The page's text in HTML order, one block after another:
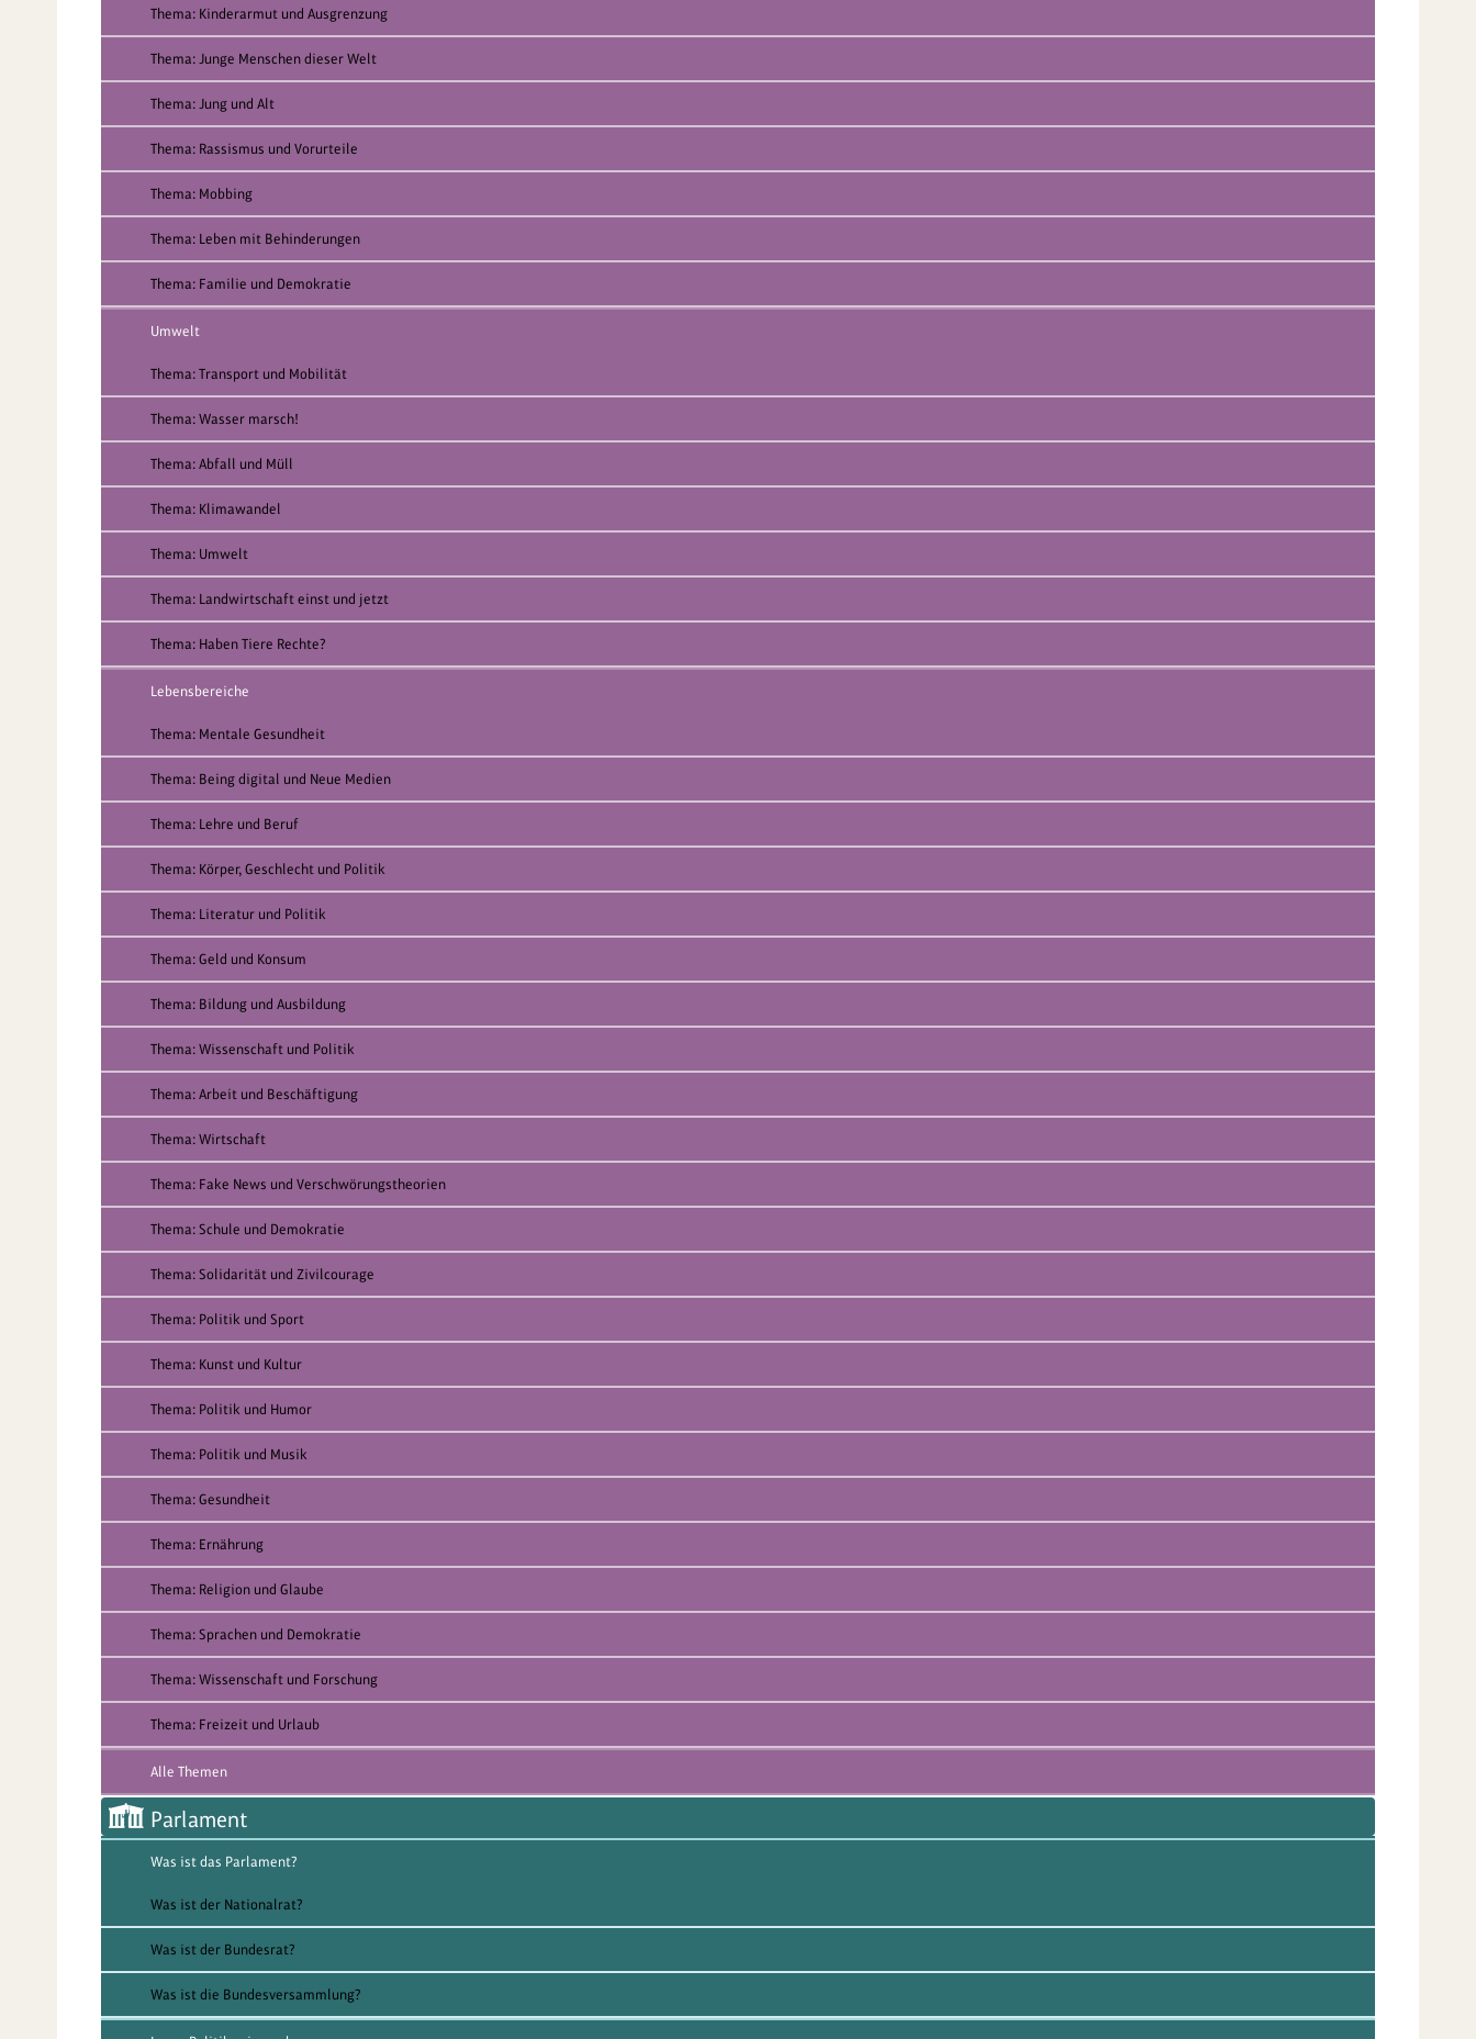
Thema: Kinderarmut und Ausgrenzung
Thema: Junge Menschen dieser Welt
Thema: Jung und Alt
Thema: Rassismus und Vorurteile
Thema: Mobbing
Thema: Leben mit Behinderungen
Thema: Familie und Demokratie
Umwelt
Thema: Transport und Mobilität
Thema: Wasser marsch!
Thema: Abfall und Müll
Thema: Klimawandel
Thema: Umwelt
Thema: Landwirtschaft einst und jetzt
Thema: Haben Tiere Rechte?
Lebensbereiche
Thema: Mentale Gesundheit
Thema: Being digital und Neue Medien
Thema: Lehre und Beruf
Thema: Körper, Geschlecht und Politik
Thema: Literatur und Politik
Thema: Geld und Konsum
Thema: Bildung und Ausbildung
Thema: Wissenschaft und Politik
Thema: Arbeit und Beschäftigung
Thema: Wirtschaft
Thema: Fake News und Verschwörungstheorien
Thema: Schule und Demokratie
Thema: Solidarität und Zivilcourage
Thema: Politik und Sport
Thema: Kunst und Kultur
Thema: Politik und Humor
Thema: Politik und Musik
Thema: Gesundheit
Thema: Ernährung
Thema: Religion und Glaube
Thema: Sprachen und Demokratie
Thema: Wissenschaft und Forschung
Thema: Freizeit und Urlaub
Alle Themen
Parlament
Was ist das Parlament?
Was ist der Nationalrat?
Was ist der Bundesrat?
Was ist die Bundesversammlung?